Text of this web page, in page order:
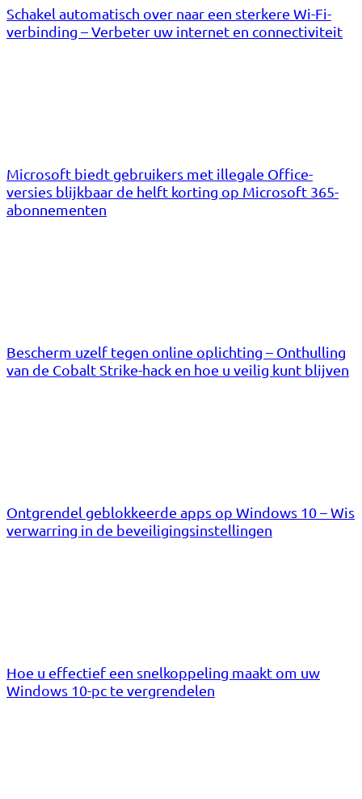
Schakel automatisch over naar een sterkere Wi-Fi-
verbinding – Verbeter uw internet en connectiviteit
Microsoft biedt gebruikers met illegale Office-
versies blijkbaar de helft korting op Microsoft 365-
abonnementen
Bescherm uzelf tegen online oplichting – Onthulling
van de Cobalt Strike-hack en hoe u veilig kunt blijven
Ontgrendel geblokkeerde apps op Windows 10 – Wis
verwarring in de beveiligingsinstellingen
Hoe u effectief een snelkoppeling maakt om uw
Windows 10-pc te vergrendelen